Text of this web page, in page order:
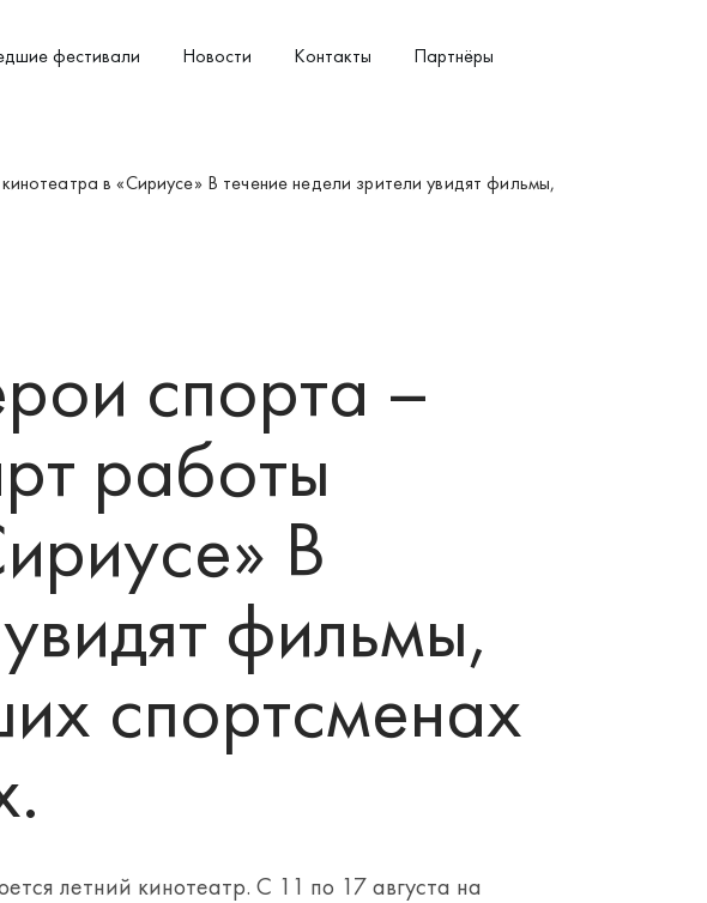
фестивали Новости Контакты Партнёры
в «Сириусе» В течение недели зрители увидят фильмы,
спорта –
работы
В
фильмы,
спортсменах
летний кинотеатр. С 11 по 17 августа на